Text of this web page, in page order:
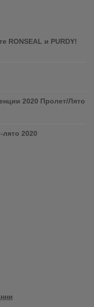
RONSEAL и PURDY!
2020 Пролет/Лято
2020